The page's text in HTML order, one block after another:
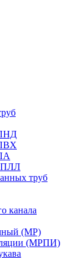
ПЛЛ
труб
канала
(МР)
(МРПИ)